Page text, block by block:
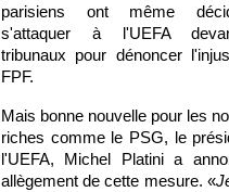
parisiens ont même
s'attaquer à l'UEFA
tribunaux pour dénoncer
FPF.
Mais bonne nouvelle pour les
riches comme le PSG, le
l'UEFA, Michel Platini a
allègement de cette mesure. «